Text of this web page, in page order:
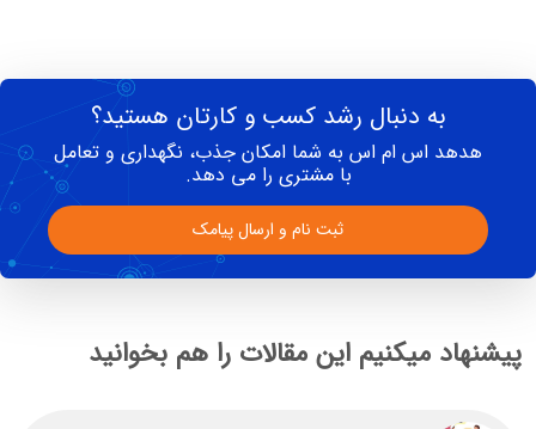
به دنبال رشد کسب و کارتان هستید؟
هدهد اس ام اس به شما امکان جذب، نگهداری و تعامل
با مشتری را می دهد.
ثبت نام و ارسال پیامک
پیشنهاد میکنیم این مقالات را هم بخوانید